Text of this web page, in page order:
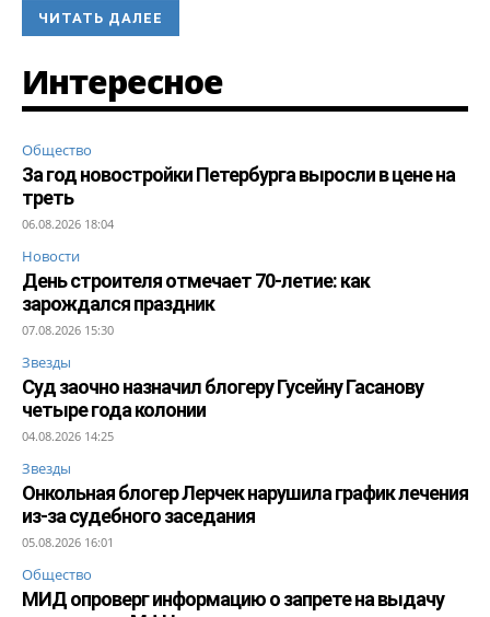
ЧИТАТЬ ДАЛЕЕ
Интересное
Общество
За год новостройки Петербурга выросли в цене на
треть
06.08.2026 18:04
Новости
День строителя отмечает 70-летие: как
зарождался праздник
07.08.2026 15:30
Звезды
Суд заочно назначил блогеру Гусейну Гасанову
четыре года колонии
04.08.2026 14:25
Звезды
Онкольная блогер Лерчек нарушила график лечения
из-за судебного заседания
05.08.2026 16:01
Общество
МИД опроверг информацию о запрете на выдачу